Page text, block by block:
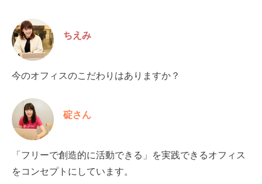
ちえみ
今のオフィスのこだわりはありますか？
碇さん
「フリーで創造的に活動できる」を実践できるオフィス
をコンセプトにしています。